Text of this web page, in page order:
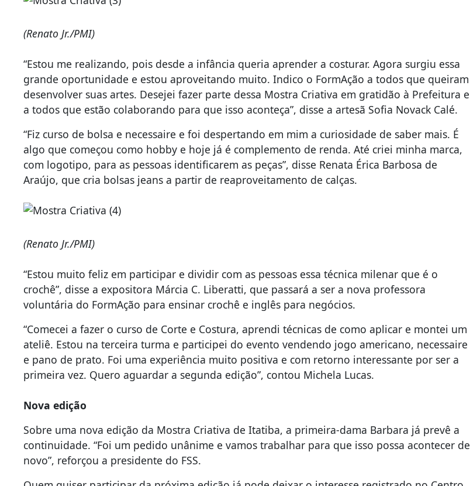
(Renato Jr./PMI)
“Estou me realizando, pois desde a infância queria aprender a costurar. Agora surgiu essa
grande oportunidade e estou aproveitando muito. Indico o FormAção a todos que queiram
desenvolver suas artes. Desejei fazer parte dessa Mostra Criativa em gratidão à Prefeitura e
a todos que estão colaborando para que isso aconteça”, disse a artesã Sofia Novack Calé.
“Fiz curso de bolsa e necessaire e foi despertando em mim a curiosidade de saber mais. É
algo que começou como hobby e hoje já é complemento de renda. Até criei minha marca,
com logotipo, para as pessoas identificarem as peças”, disse Renata Érica Barbosa de
Araújo, que cria bolsas jeans a partir de reaproveitamento de calças.
(Renato Jr./PMI)
“Estou muito feliz em participar e dividir com as pessoas essa técnica milenar que é o
crochê”, disse a expositora Márcia C. Liberatti, que passará a ser a nova professora
voluntária do FormAção para ensinar crochê e inglês para negócios.
“Comecei a fazer o curso de Corte e Costura, aprendi técnicas de como aplicar e montei um
ateliê. Estou na terceira turma e participei do evento vendendo jogo americano, necessaire
e pano de prato. Foi uma experiência muito positiva e com retorno interessante por ser a
primeira vez. Quero aguardar a segunda edição”, contou Michela Lucas.
Nova edição
Sobre uma nova edição da Mostra Criativa de Itatiba, a primeira-dama Barbara já prevê a
continuidade. “Foi um pedido unânime e vamos trabalhar para que isso possa acontecer de
novo”, reforçou a presidente do FSS.